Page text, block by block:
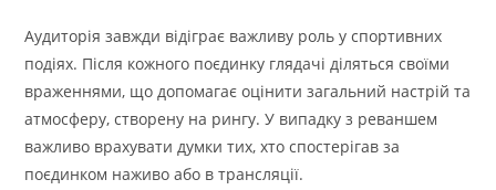
Аудиторія завжди відіграє важливу роль у спортивних
подіях. Після кожного поєдинку глядачі діляться своїми
враженнями, що допомагає оцінити загальний настрій та
атмосферу, створену на рингу. У випадку з реваншем
важливо врахувати думки тих, хто спостерігав за
поєдинком наживо або в трансляції.